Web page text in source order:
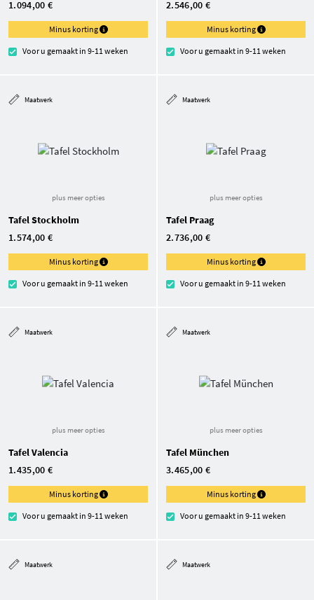
1.094,00 €
Minus korting
Voor u gemaakt in 9-11 weken
2.546,00 €
Minus korting
Voor u gemaakt in 9-11 weken
Maatwerk
plus meer opties
Tafel Stockholm
1.574,00 €
Minus korting
Voor u gemaakt in 9-11 weken
Maatwerk
plus meer opties
Tafel Praag
2.736,00 €
Minus korting
Voor u gemaakt in 9-11 weken
Maatwerk
plus meer opties
Tafel Valencia
1.435,00 €
Minus korting
Voor u gemaakt in 9-11 weken
Maatwerk
plus meer opties
Tafel München
3.465,00 €
Minus korting
Voor u gemaakt in 9-11 weken
Maatwerk Maatwerk